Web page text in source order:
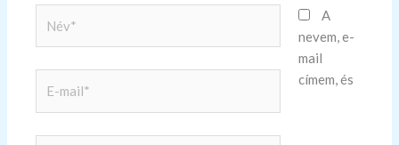
mail*
A
nevem, e-
mail
címem, és